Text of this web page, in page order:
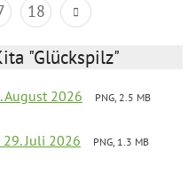
18
"Glückspilz"
August 2026
PNG, 2.5 MB
Juli 2026
PNG, 1.3 MB